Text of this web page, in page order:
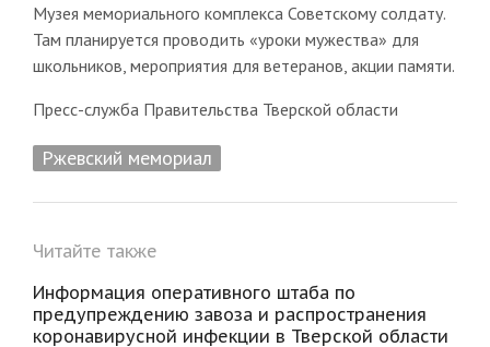
Музея мемориального комплекса Советскому солдату.
Там планируется проводить «уроки мужества» для
школьников, мероприятия для ветеранов, акции памяти.
Пресс-служба Правительства Тверской области
Ржевский мемориал
Читайте также
Информация оперативного штаба по
предупреждению завоза и распространения
коронавирусной инфекции в Тверской области